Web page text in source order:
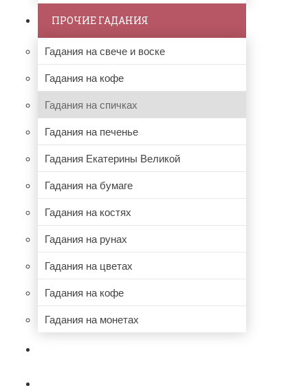
ПРОЧИЕ ГАДАНИЯ
Гадания на свече и воске
Гадания на кофе
Гадания на спичках
Гадания на печенье
Гадания Екатерины Великой
Гадания на бумаге
Гадания на костях
Гадания на рунах
Гадания на цветах
Гадания на кофе
Гадания на монетах